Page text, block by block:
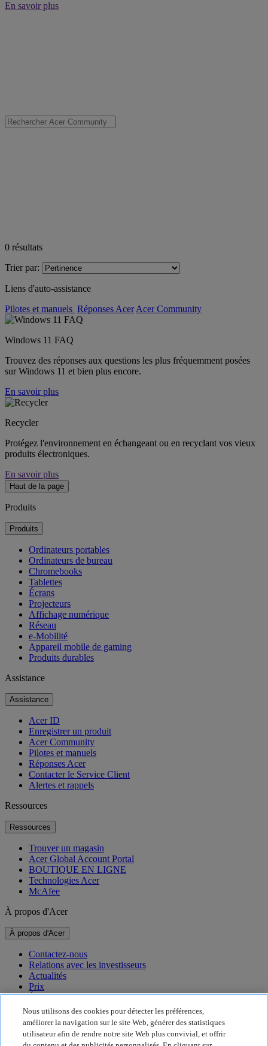
En savoir plus
0 résultats
Trier par:
Liens d'auto-assistance
Pilotes et manuels Réponses Acer Acer Community
Windows 11 FAQ
Trouvez des réponses aux questions les plus fréquemment posées
sur Windows 11 et bien plus encore.
En savoir plus
Recycler
Protégez l'environnement en échangeant ou en recyclant vos vieux
produits électroniques.
En savoir plus
Haut de la page
Produits
Produits
Ordinateurs portables
Ordinateurs de bureau
Chromebooks
Tablettes
Écrans
Projecteurs
Affichage numérique
Réseau
e-Mobilité
Appareil mobile de gaming
Produits durables
Assistance
Assistance
Acer ID
Enregistrer un produit
Acer Community
Pilotes et manuels
Réponses Acer
Contacter le Service Client
Alertes et rappels
Ressources
Ressources
Trouver un magasin
Acer Global Account Portal
BOUTIQUE EN LIGNE
Technologies Acer
McAfee
À propos d'Acer
À propos d'Acer
Contactez-nous
Relations avec les investisseurs
Actualités
Prix
Événements
Développement durable
Développement durable
Nous utilisons des cookies pour détecter les préférences,
améliorer la navigation sur le site Web, générer des statistiques
utilisateur afin de rendre notre site Web plus convivial, et offrir